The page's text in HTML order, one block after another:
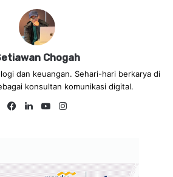
Chogah
dan keuangan. Sehari-hari berkarya di
konsultan komunikasi digital.
Fa
Lin
Yo